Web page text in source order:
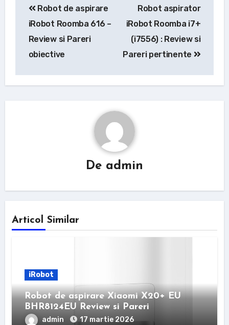
articole
Robot de aspirare
iRobot Roomba 616 –
Review si Pareri
obiective
Robot aspirator
iRobot Roomba i7+
(i7556) : Review si
Pareri pertinente
De admin
Articol Similar
iRobot
Robot de aspirare Xiaomi X20+ EU
BHR8124EU Review si Pareri
admin 17 martie 2026